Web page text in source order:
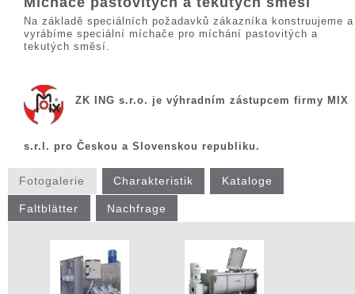
Na základě speciálních požadavků zákazníka konstruujeme a
vyrábíme speciální míchače pro míchání pastovitých a
tekutých směsí.
ZK ING s.r.o. je výhradním zástupcem firmy MIX
s.r.l. pro Českou a Slovenskou republiku.
Fotogalerie Charakteristik Kataloge
Faltblätter Nachfrage